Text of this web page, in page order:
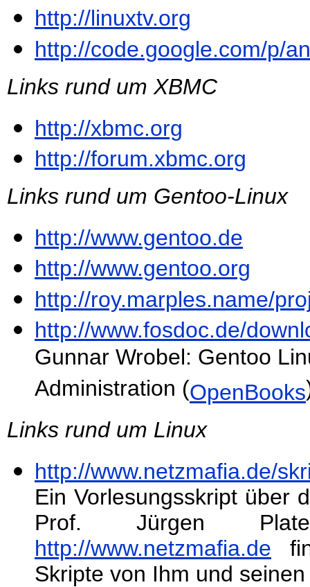
http://linuxtv.org
http://code.google.com/p/
Links rund um XBMC
http://xbmc.org
http://forum.xbmc.org
Links rund um Gentoo-Linux
http://www.gentoo.de
http://www.gentoo.org
http://roy.marples.name/
http://www.fosdoc.de/
Gunnar Wrobel: Gentoo
Administration (OpenBooks
Links rund um Linux
http://www.netzmafia.de/
Ein Vorlesungsskript über
Prof. Jürgen
http://www.netzmafia.de
Skripte von Ihm und